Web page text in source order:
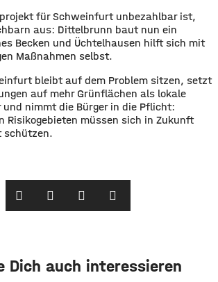
für Schweinfurt unbezahlbar ist,
aus: Dittelbrunn baut nun ein
Becken und Üchtelhausen hilft sich mit
Maßnahmen selbst.
bleibt auf dem Problem sitzen, setzt
auf mehr Grünflächen als lokale
und nimmt die Bürger in die Pflicht:
Risikogebieten müssen sich in Zukunft
schützen.
Dich auch interessieren